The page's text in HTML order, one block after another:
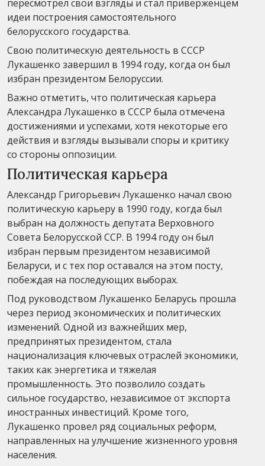
пересмотрел свои взгляды и стал приверженцем
идеи построения самостоятельного
белорусского государства.
Свою политическую деятельность в СССР
Лукашенко завершил в 1994 году, когда он был
избран президентом Белоруссии.
Важно отметить, что политическая карьера
Александра Лукашенко в СССР была отмечена
достижениями и успехами, хотя некоторые его
действия и взгляды вызывали споры и критику
со стороны оппозиции.
Политическая карьера
Александр Григорьевич Лукашенко начал свою
политическую карьеру в 1990 году, когда был
выбран на должность депутата Верховного
Совета Белорусской ССР. В 1994 году он был
избран первым президентом независимой
Беларуси, и с тех пор оставался на этом посту,
побеждая на последующих выборах.
Под руководством Лукашенко Беларусь прошла
через период экономических и политических
изменений. Одной из важнейших мер,
предпринятых президентом, стала
национализация ключевых отраслей экономики,
таких как энергетика и тяжелая
промышленность. Это позволило создать
сильное государство, независимое от экспорта
иностранных инвестиций. Кроме того,
Лукашенко провел ряд социальных реформ,
направленных на улучшение жизненного уровня
населения.